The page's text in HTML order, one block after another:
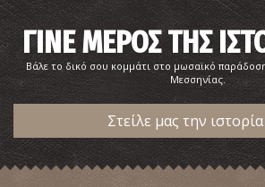
ΓΙΝΕ ΜΕΡΟΣ ΤΗΣ
Βάλε το δικό σου κομμάτι στο μωσαϊκό
Μεσσηνίας.
Στείλε μας την